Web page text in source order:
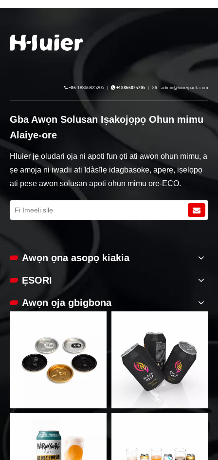
 +86-18866825205  +18866825205 86 admin@hiuierpack.com
Gba Awọn Solusan Iṣakojọpọ Ohun mimu
Alaiye-ore
Hluier jẹ oludari ọja ni apoti fun ọti ati awọn ohun mimu, a
ṣe amọja ni iwadii ati ĭdàsĭlẹ idagbasoke, apẹrẹ, iṣelọpọ
ati pese awọn solusan apoti ohun mimu ore-ECO.
Awọn ọna asopọ kiakia
ẸSORI
Awọn ọja gbigbona